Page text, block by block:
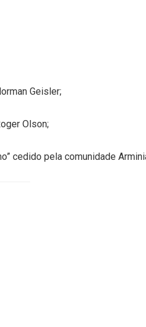
Geisler;
Olson;
cedido pela comunidade